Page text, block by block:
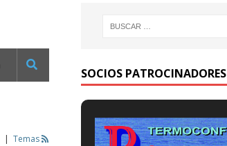
|Temas
SOCIOS PATROCINADORES